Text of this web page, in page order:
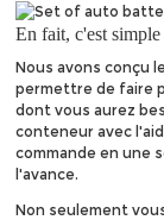
En fait, c'est
Nous avons conçu
permettre de faire
dont vous aurez
conteneur avec
commande en une
l'avance.
Non seulement